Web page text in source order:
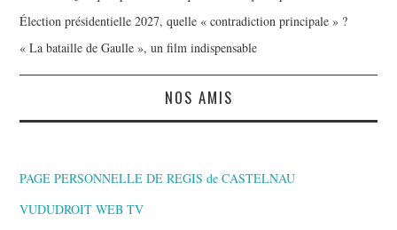
Élection présidentielle 2027, quelle « contradiction principale » ?
« La bataille de Gaulle », un film indispensable
NOS AMIS
PAGE PERSONNELLE DE REGIS de CASTELNAU
VUDUDROIT WEB TV